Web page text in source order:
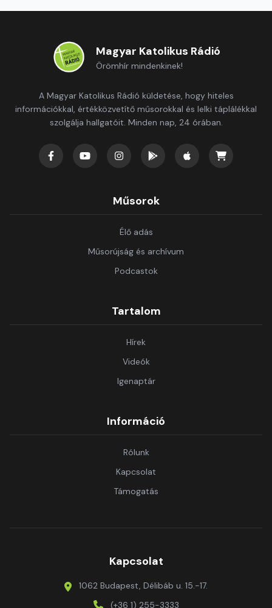
Magyar Katolikus Rádió
Örömhír mindenkinek!
A Magyar Katolikus Rádió küldetése, hogy hiteles
információkkal, értékközvetítő műsorokkal és lelki táplálékkal
szolgálja hallgatóit. Minden nap, 24 órában.
Műsorok
Élő adás
Műsorújság és archívum
Podcastok
Tartalom
Hírek
Videók
Igenaptár
Információ
Rólunk
Kapcsolat
Támogatás
Kapcsolat
1062 Budapest, Délibáb u. 15.-17.
(+36 1) 255-3333